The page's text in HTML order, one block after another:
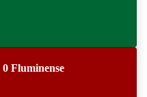
Fluminense